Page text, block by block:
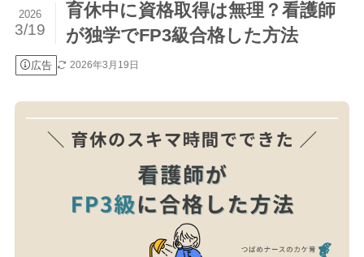
育休中に資格取得は無理？看護師
が独学でFP3級合格した方法
2026
3/19
広告 2026年3月19日